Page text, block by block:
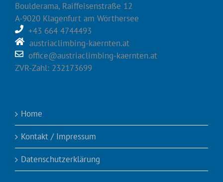
Boulderama, Raiffeisenstraße 12
A-9020 Klagenfurt am Wörthersee
+43 664 4744493
austriaclimbing-kaernten.at
office@austriaclimbing-kaernten.at
ZVR-Zahl: 232173699
Home
Kontakt / Impressum
Datenschutzerklärung